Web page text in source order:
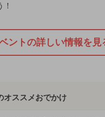
ントの詳しい情報を見
オススメおでかけ